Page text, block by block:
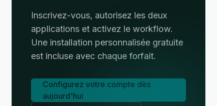
Inscrivez-vous, autorisez les deux
applications et activez le workflow.
Une installation personnalisée gratuite
est incluse avec chaque forfait.
Configurez votre compte dès
aujourd'hui